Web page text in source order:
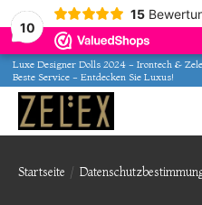
10
15
Luxe Designer Dolls 2024 - Irontech &
Beste Service - Entdecken Sie Luxus!
Startseite /